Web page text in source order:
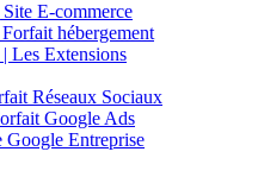
E-commerce
hébergement
Les Extensions
Réseaux Sociaux
Google Ads
Google Entreprise